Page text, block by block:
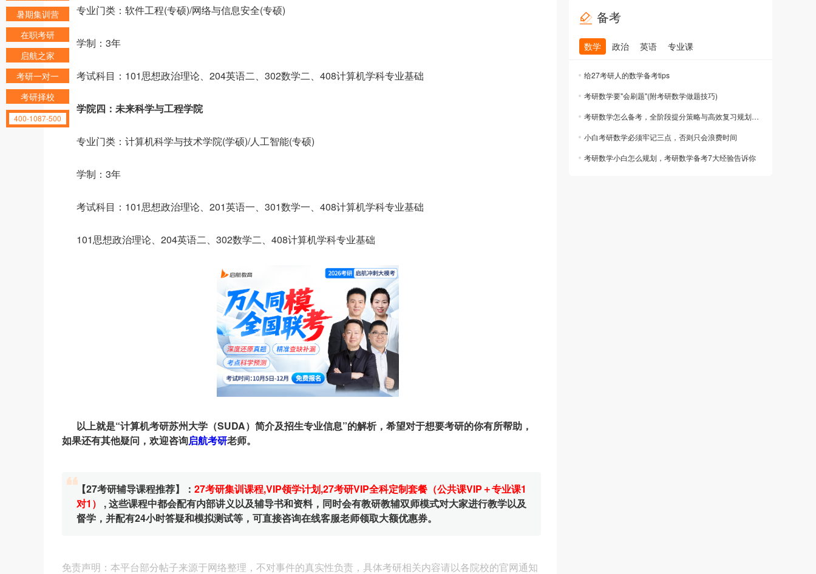
专业门类：软件工程(专硕)/网络与信息安全(专硕)
学制：3年
考试科目：101思想政治理论、204英语二、302数学二、408计算机学科专业基础
学院四：未来科学与工程学院
专业门类：计算机科学与技术学院(学硕)/人工智能(专硕)
学制：3年
考试科目：101思想政治理论、201英语一、301数学一、408计算机学科专业基础
101思想政治理论、204英语二、302数学二、408计算机学科专业基础
以上就是“计算机考研苏州大学（SUDA）简介及招生专业信息”的解析，希望对于想要考研的你有所帮助，
如果还有其他疑问，欢迎咨询启航考研老师。
【27考研辅导课程推荐】： 27考研集训课程,VIP领学计划,27考研VIP全科定制套餐（公共课VIP＋专业课1
对1）
, 这些课程中都会配有内部讲义以及辅导书和资料，同时会有教研教辅双师模式对大家进行教学以及
督学，并配有24小时答疑和模拟测试等，可直接咨询在线客服老师领取大额优惠券。
免责声明：本平台部分帖子来源于网络整理，不对事件的真实性负责，具体考研相关内容请以各院校的官网通知
备考
数学 政治 英语 专业课
给27考研人的数学备考tips
考研数学要"会刷题"(附考研数学做题技巧)
考研数学怎么备考，全阶段提分策略与高效复习规划指南
小白考研数学必须牢记三点，否则只会浪费时间
考研数学小白怎么规划，考研数学备考7大经验告诉你
暑期集训营
在职考研
启航之家
考研一对一
考研择校
400-1087-500